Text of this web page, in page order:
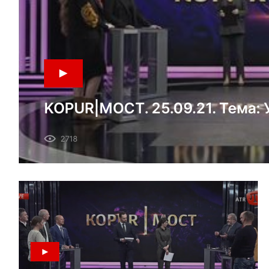
KOPUR|МОСТ. 25.09.21. Тема:
против крымских татар в
2718